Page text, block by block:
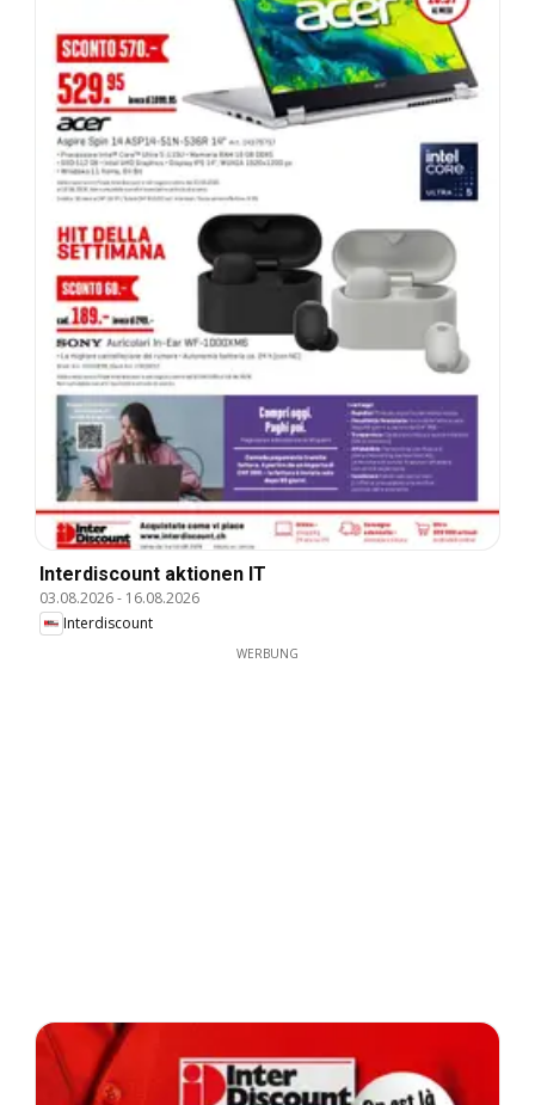
Interdiscount aktionen IT
03.08.2026- 16.08.2026
Interdiscount
WERBUNG